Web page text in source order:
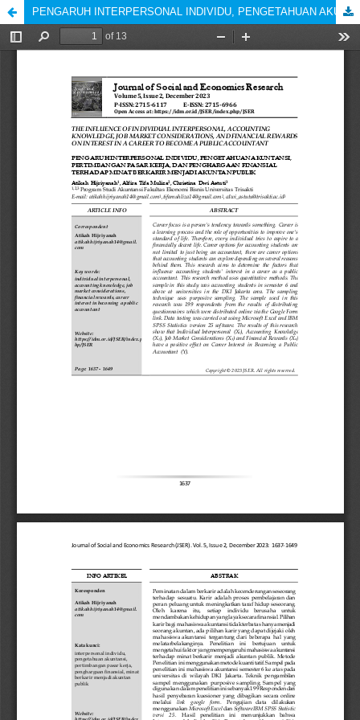
PENGARUH INTERPERSONAL INDIVIDU, PENGETAHUAN AKUNTANSI, PERTIMBANGAN PASAR KERJA, DAN PENGHARGAAN FINANSIAL TERHADAP MINAT BERKARIR MENJADI AKUNTAN PUBLIK